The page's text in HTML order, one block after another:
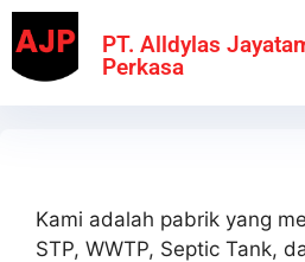
PT. Alldylas
Perkasa
Kami adalah pabrik yang
STP, WWTP, Septic Tank,